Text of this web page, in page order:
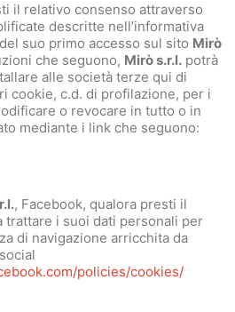
il relativo consenso attraverso
descritte nell’informativa
suo primo accesso sul sito Mirò
che seguono, Mirò s.r.l. potrà
alle società terze qui di
cookie, c.d. di profilazione, per i
o revocare in tutto o in
mediante i link che seguono:
, Facebook, qualora presti il
trattare i suoi dati personali per
di navigazione arricchita da
policies/cookies/